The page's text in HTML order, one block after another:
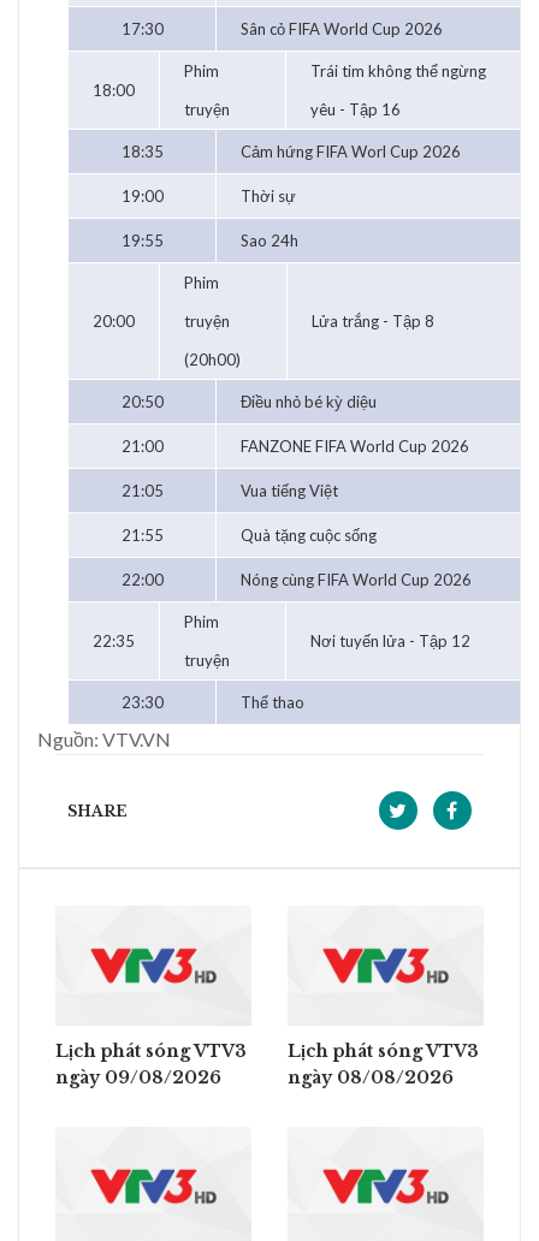
17:30 Sân cỏ FIFA World Cup 2026
18:00
Phim
truyện
Trái tim không thể ngừng
yêu - Tập 16
18:35 Cảm hứng FIFA Worl Cup 2026
19:00 Thời sự
19:55 Sao 24h
20:00
Phim
truyện
(20h00)
Lửa trắng - Tập 8
20:50 Điều nhỏ bé kỳ diệu
21:00 FANZONE FIFA World Cup 2026
21:05 Vua tiếng Việt
21:55 Quà tặng cuộc sống
22:00 Nóng cùng FIFA World Cup 2026
22:35
Phim
truyện
Nơi tuyến lửa - Tập 12
23:30 Thể thao
Nguồn: VTV.VN
SHARE
Lịch phát sóng VTV3
ngày 09/08/2026
Lịch phát sóng VTV3
ngày 08/08/2026